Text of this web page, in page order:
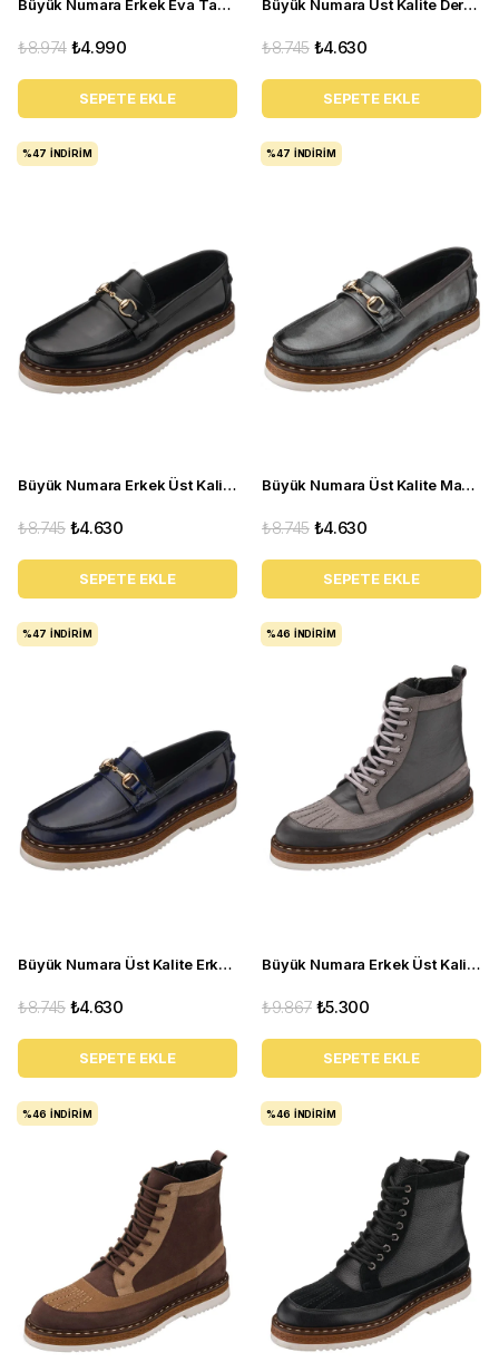
Büyük Numara Erkek Eva Taban Üst Kalite Erkek Bot - TR11923 Siyah
₺4.990
₺8.974
SEPETE EKLE
Büyük Numara Üst Kalite Deri Erkek Ayakkabı - SNM1910 Bordo
₺4.630
₺8.745
SEPETE EKLE
Büyük Numara Erkek Üst Kalite Erkek Ayakkabı - SNM1910 Siyah
₺4.630
₺8.745
SEPETE EKLE
%47 İNDIRIM
Büyük Numara Üst Kalite Makosen Erkek Ayakkabı - SNM1910 Gri
₺4.630
₺8.745
SEPETE EKLE
%47 İNDIRIM
Büyük Numara Üst Kalite ErkekDeri Ayakkabı - SNM1910 Lacivert
₺4.630
₺8.745
SEPETE EKLE
%47 İNDIRIM
Büyük Numara Erkek Üst Kalite Deri Bot - ZM402 Gri
₺5.300
₺9.867
SEPETE EKLE
%46 İNDIRIM
%46 İNDIRIM %46 İNDIRIM